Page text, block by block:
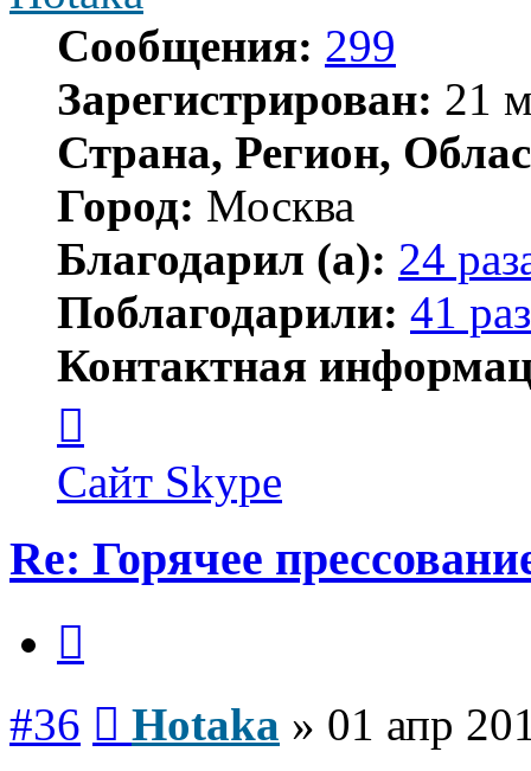
Сообщения: 299
Зарегистрирован: 21
Страна, Регион,
Город: Москва
Благодарил (а): 24
Поблагодарили: 41 раз
Контактная
пользователя
Hotaka
Сайт Skype
Re: Горячее
#36 Hotaka » 01 апр